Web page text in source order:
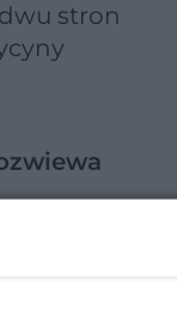
stron